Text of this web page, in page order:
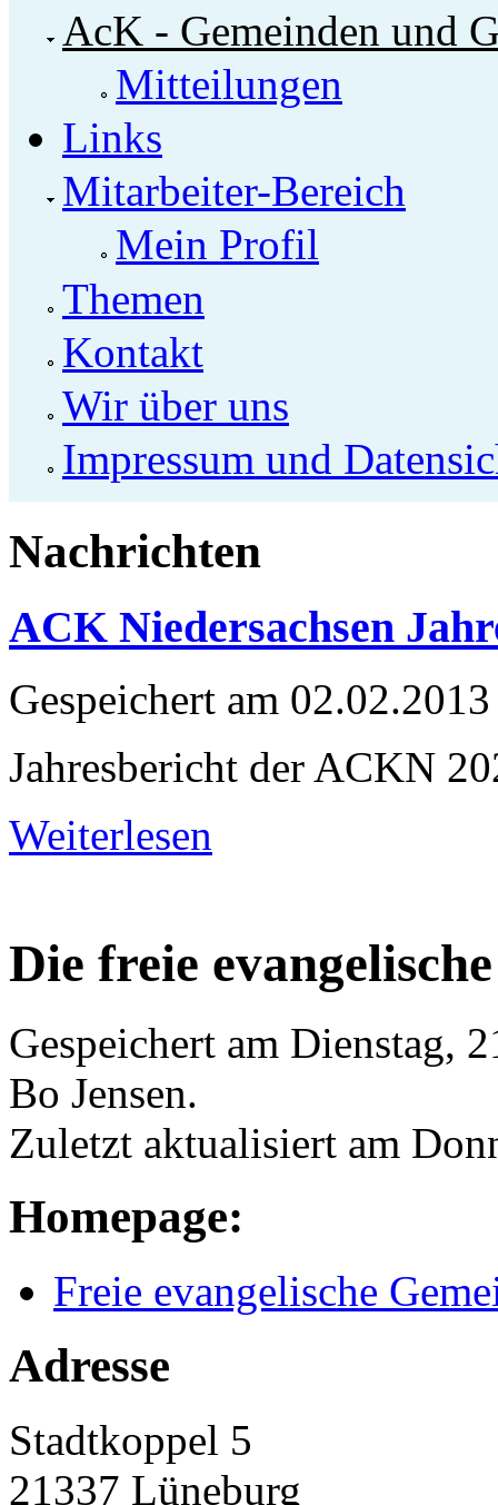
AcK - Gemeinden und
Mitteilungen
Links
Mitarbeiter-Bereich
Mein Profil
Themen
Kontakt
Wir über uns
Impressum und
Nachrichten
ACK Niedersachsen
Gespeichert am 02.02.2013
Jahresbericht der ACKN
Weiterlesen
Die freie
Gespeichert am Dienstag,
Bo Jensen.
Zuletzt aktualisiert am
Homepage:
Freie evangelische
Adresse
Stadtkoppel 5
21337 Lüneburg